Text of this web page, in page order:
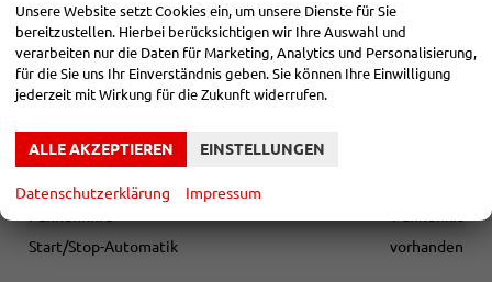
Einparkhilfe
Selbstlenkendes System, Park Distance Control vorne, Park
Distance Control hinten, Rückfahrkamera
Innenspiegel automatisch abblendend
vorhanden
Lichttechnik
Lichtsensor, Nebelscheinwerfer, Tagfahrlicht, LED-
Scheinwerfer, Fernlichtassistent, Voll-LED Scheinwerfer
Pannenhilfe
Pannenkit
Start/Stop-Automatik
vorhanden
Unsere Website setzt Cookies ein, um unsere Dienste für Sie
bereitzustellen. Hierbei berücksichtigen wir Ihre Auswahl und
verarbeiten nur die Daten für Marketing, Analytics und Personalisierung,
für die Sie uns Ihr Einverständnis geben. Sie können Ihre Einwilligung
jederzeit mit Wirkung für die Zukunft widerrufen.
ALLE AKZEPTIEREN EINSTELLUNGEN
Datenschutzerklärung Impressum